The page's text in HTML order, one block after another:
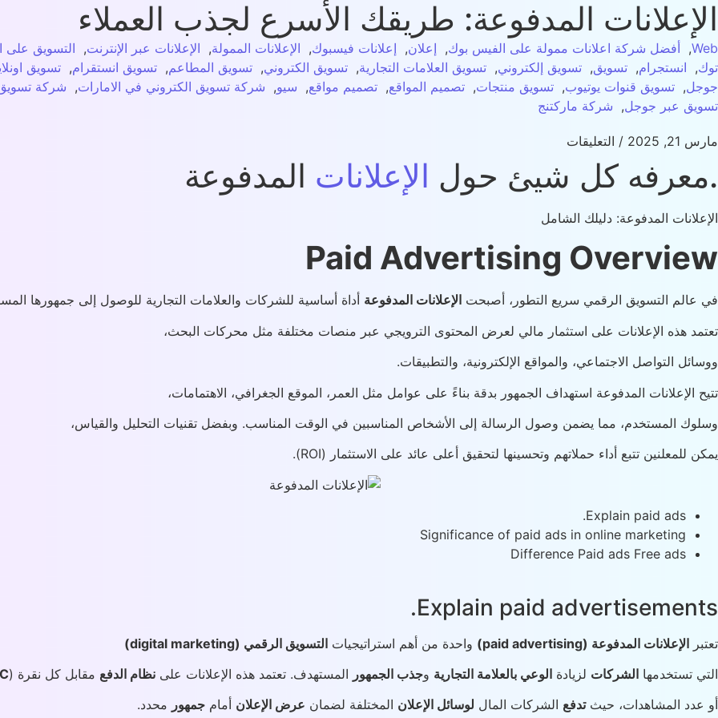
الإعلانات المدفوعة: طريقك الأسرع لجذب العملاء
Web
, أفضل شركة اعلانات ممولة على الفيس بوك, إعلان, إعلانات فيسبوك, الإعلانات الممولة, الإعلانات عبر الإنترنت, التسويق على
توك, انستجرام, تسويق, تسويق إلكتروني, تسويق العلامات التجارية, تسويق الكتروني, تسويق المطاعم, تسويق انستقرام, تسويق
جوجل, تسويق قنوات يوتيوب, تسويق منتجات, تصميم المواقع, تصميم مواقع, سيو, شركة تسويق الكتروني في الامارات, شركة
تسويق عبر جوجل, شركة ماركتنج
مارس 21, 2025 / التعليقات
.معرفه كل شيئ حول الإعلانات المدفوعة
الإعلانات المدفوعة: دليلك الشامل
Paid Advertising Overview
في عالم التسويق الرقمي سريع التطور، أصبحت الإعلانات المدفوعة أداة أساسية للشركات والعلامات التجارية للوصول إلى جمهورها
تعتمد هذه الإعلانات على استثمار مالي لعرض المحتوى الترويجي عبر منصات مختلفة مثل محركات البحث،
ووسائل التواصل الاجتماعي، والمواقع الإلكترونية، والتطبيقات.
تتيح الإعلانات المدفوعة استهداف الجمهور بدقة بناءً على عوامل مثل العمر، الموقع الجغرافي، الاهتمامات،
وسلوك المستخدم، مما يضمن وصول الرسالة إلى الأشخاص المناسبين في الوقت المناسب. وبفضل تقنيات التحليل والقياس،
يمكن للمعلنين تتبع أداء حملاتهم وتحسينها لتحقيق أعلى عائد على الاستثمار (ROI).
Explain paid ads.
Significance of paid ads in online marketing
Difference Paid ads Free ads
Explain paid advertisements.
تعتبر الإعلانات المدفوعة (paid advertising) واحدة من أهم استراتيجيات التسويق الرقمي (digital marketing)
التي تستخدمها الشركات لزيادة الوعي بالعلامة التجارية وجذب الجمهور المستهدف. تعتمد هذه الإعلانات على نظام الدفع مقابل كل نقرة (
أو عدد المشاهدات، حيثتدفع الشركات المال لوسائل الإعلان المختلفة لضمان عرض الإعلان أمام جمهور محدد.